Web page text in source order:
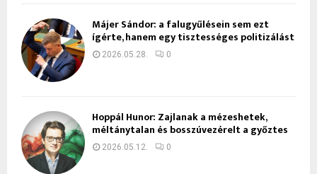
Májer Sándor: a falugyűlésein sem ezt
ígérte, hanem egy tisztességes politizálást
2026.05.28. 0
Hoppál Hunor: Zajlanak a mézeshetek,
méltánytalan és bosszúvezérelt a győztes
2026.05.12. 0